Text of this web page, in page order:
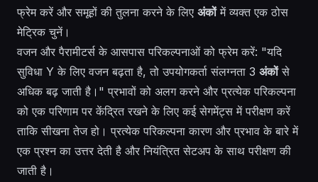
फ्रेम करें और समूहों की तुलना करने के लिए अंकोंमें व्यक्त एक ठोस
मेट्रिक चुनें।
वजन और पैरामीटर्स के आसपास परिकल्पनाओं को फ्रेम करें: "यदि
सुविधा Y के लिए वजन बढ़ता है, तो उपयोगकर्ता संलग्नता 3 अंकोंसे
अधिक बढ़ जाती है।" प्रभावों को अलग करने और प्रत्येक परिकल्पना
को एक परिणाम पर केंद्रित रखने के लिए कई सेगमेंट्स में परीक्षण करें
ताकि सीखना तेज हो। प्रत्येक परिकल्पना कारण और प्रभाव के बारे में
एक प्रश्न का उत्तर देती है और नियंत्रित सेटअप के साथ परीक्षण की
जाती है।